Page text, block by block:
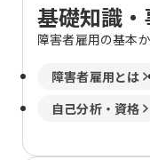
基礎知識
障害者雇用の基本
障害者雇用とは
自己分析・資格